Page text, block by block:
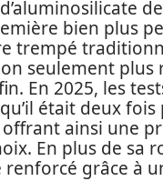
bien plus
trempé
seulement plus
En 2025, les
était deux
offrant ainsi une
En plus de sa
renforcé grâce à